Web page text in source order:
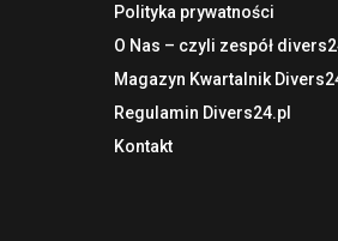
Polityka prywatności
O Nas – czyli zespół
Magazyn Kwartalnik
Regulamin Divers24.pl
Kontakt